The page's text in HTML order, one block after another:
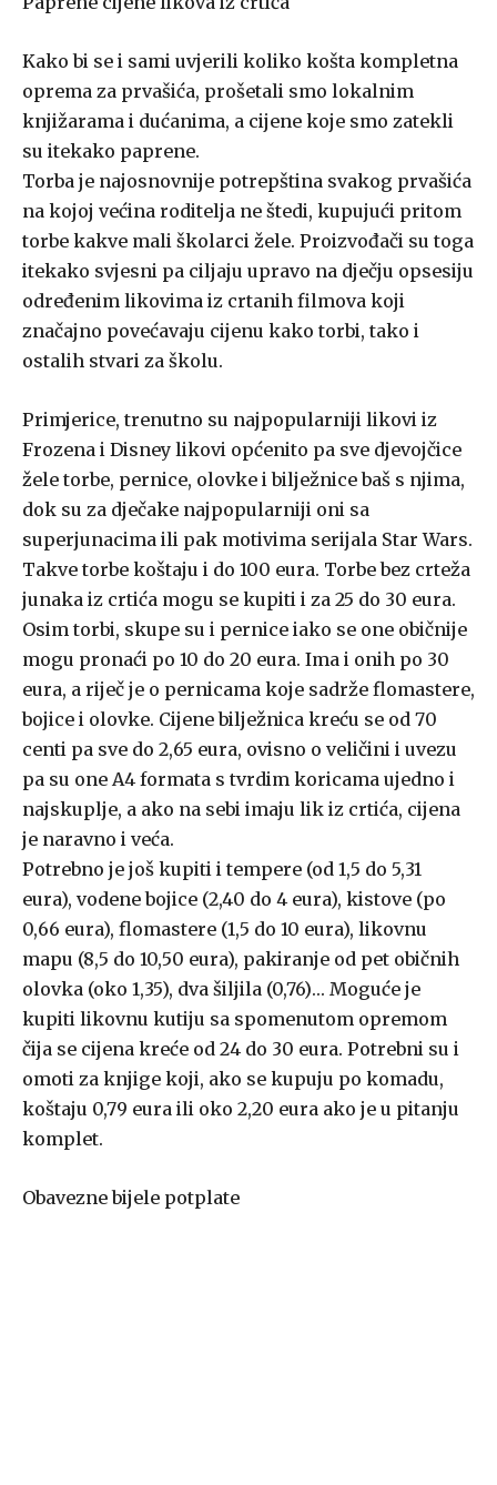
Kako bi se i sami uvjerili koliko košta kompletna
oprema za prvašića, prošetali smo lokalnim
knjižarama i dućanima, a cijene koje smo zatekli
su itekako paprene.
Torba je najosnovnije potrepština svakog prvašića
na kojoj većina roditelja ne štedi, kupujući pritom
torbe kakve mali školarci žele. Proizvođači su toga
itekako svjesni pa ciljaju upravo na dječju opsesiju
određenim likovima iz crtanih filmova koji
značajno povećavaju cijenu kako torbi, tako i
ostalih stvari za školu.
Primjerice, trenutno su najpopularniji likovi iz
Frozena i Disney likovi općenito pa sve djevojčice
žele torbe, pernice, olovke i bilježnice baš s njima,
dok su za dječake najpopularniji oni sa
superjunacima ili pak motivima serijala Star Wars.
Takve torbe koštaju i do 100 eura. Torbe bez crteža
junaka iz crtića mogu se kupiti i za 25 do 30 eura.
Osim torbi, skupe su i pernice iako se one običnije
mogu pronaći po 10 do 20 eura. Ima i onih po 30
eura, a riječ je o pernicama koje sadrže flomastere,
bojice i olovke. Cijene bilježnica kreću se od 70
centi pa sve do 2,65 eura, ovisno o veličini i uvezu
pa su one A4 formata s tvrdim koricama ujedno i
najskuplje, a ako na sebi imaju lik iz crtića, cijena
je naravno i veća.
Potrebno je još kupiti i tempere (od 1,5 do 5,31
eura), vodene bojice (2,40 do 4 eura), kistove (po
0,66 eura), flomastere (1,5 do 10 eura), likovnu
mapu (8,5 do 10,50 eura), pakiranje od pet običnih
olovka (oko 1,35), dva šiljila (0,76)… Moguće je
kupiti likovnu kutiju sa spomenutom opremom
čija se cijena kreće od 24 do 30 eura. Potrebni su i
omoti za knjige koji, ako se kupuju po komadu,
koštaju 0,79 eura ili oko 2,20 eura ako je u pitanju
komplet.
Obavezne bijele potplate